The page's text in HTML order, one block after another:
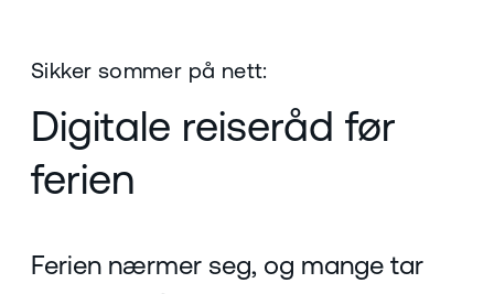
Sikker sommer på nett:
Digitale reiseråd før
ferien
Ferien nærmer seg, og mange tar